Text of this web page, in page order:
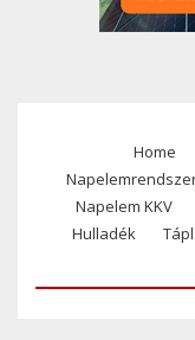
Footer
menu
Home
Napelem KKV
Hulladék